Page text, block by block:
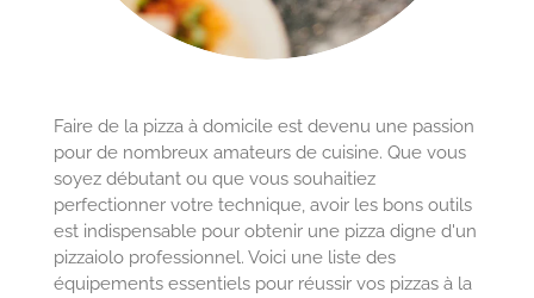
Faire de la pizza à domicile est devenu une passion
pour de nombreux amateurs de cuisine. Que vous
soyez débutant ou que vous souhaitiez
perfectionner votre technique, avoir les bons outils
est indispensable pour obtenir une pizza digne d'un
pizzaiolo professionnel. Voici une liste des
équipements essentiels pour réussir vos pizzas à la